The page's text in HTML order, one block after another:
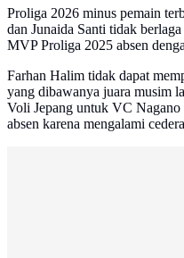
Proliga 2026 minus pemain
dan Junaida Santi tidak
MVP Proliga 2025 absen
Farhan Halim tidak dapat
yang dibawanya juara musim
Voli Jepang untuk VC Nagano
absen karena mengalami